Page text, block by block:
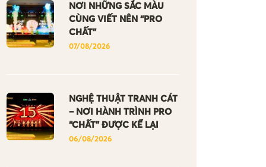
NƠI NHỮNG SẮC MÀU
CÙNG VIẾT NÊN “PRO
CHẤT”
07/08/2026
NGHỆ THUẬT TRANH CÁT
– NƠI HÀNH TRÌNH PRO
“CHẤT” ĐƯỢC KỂ LẠI
06/08/2026